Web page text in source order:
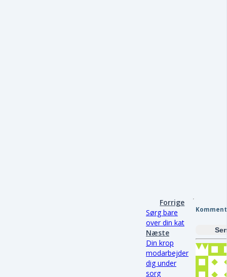
Forrige
Sørg bare
over din kat
Næste
Din krop
modarbejder
dig under
sorg